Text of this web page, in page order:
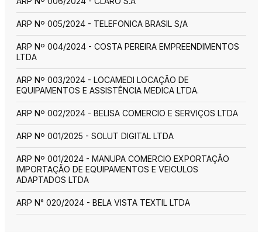
ARP Nº 005/2024 - TELEFONICA BRASIL S/A
ARP Nº 004/2024 - COSTA PEREIRA EMPREENDIMENTOS
LTDA
ARP Nº 003/2024 - LOCAMEDI LOCAÇÃO DE
EQUIPAMENTOS E ASSISTÊNCIA MEDICA LTDA.
ARP Nº 002/2024 - BELISA COMERCIO E SERVIÇOS LTDA
ARP Nº 001/2025 - SOLUT DIGITAL LTDA
ARP Nº 001/2024 - MANUPA COMERCIO EXPORTAÇÃO
IMPORTAÇÃO DE EQUIPAMENTOS E VEICULOS
ADAPTADOS LTDA
ARP N° 020/2024 - BELA VISTA TEXTIL LTDA